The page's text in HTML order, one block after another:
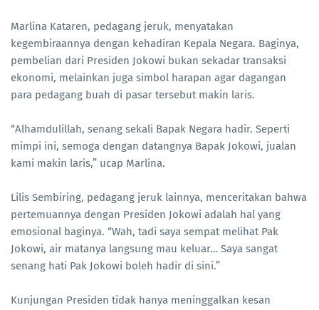
Marlina Kataren, pedagang jeruk, menyatakan
kegembiraannya dengan kehadiran Kepala Negara. Baginya,
pembelian dari Presiden Jokowi bukan sekadar transaksi
ekonomi, melainkan juga simbol harapan agar dagangan
para pedagang buah di pasar tersebut makin laris.
“Alhamdulillah, senang sekali Bapak Negara hadir. Seperti
mimpi ini, semoga dengan datangnya Bapak Jokowi, jualan
kami makin laris,” ucap Marlina.
Lilis Sembiring, pedagang jeruk lainnya, menceritakan bahwa
pertemuannya dengan Presiden Jokowi adalah hal yang
emosional baginya. “Wah, tadi saya sempat melihat Pak
Jokowi, air matanya langsung mau keluar… Saya sangat
senang hati Pak Jokowi boleh hadir di sini.”
Kunjungan Presiden tidak hanya meninggalkan kesan